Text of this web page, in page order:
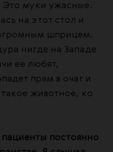
Это муки ужасные.
на этот стол и
шприцем.
нигде на Западе
ее любят,
прям в очаг и
такое животное, ко
постоянно